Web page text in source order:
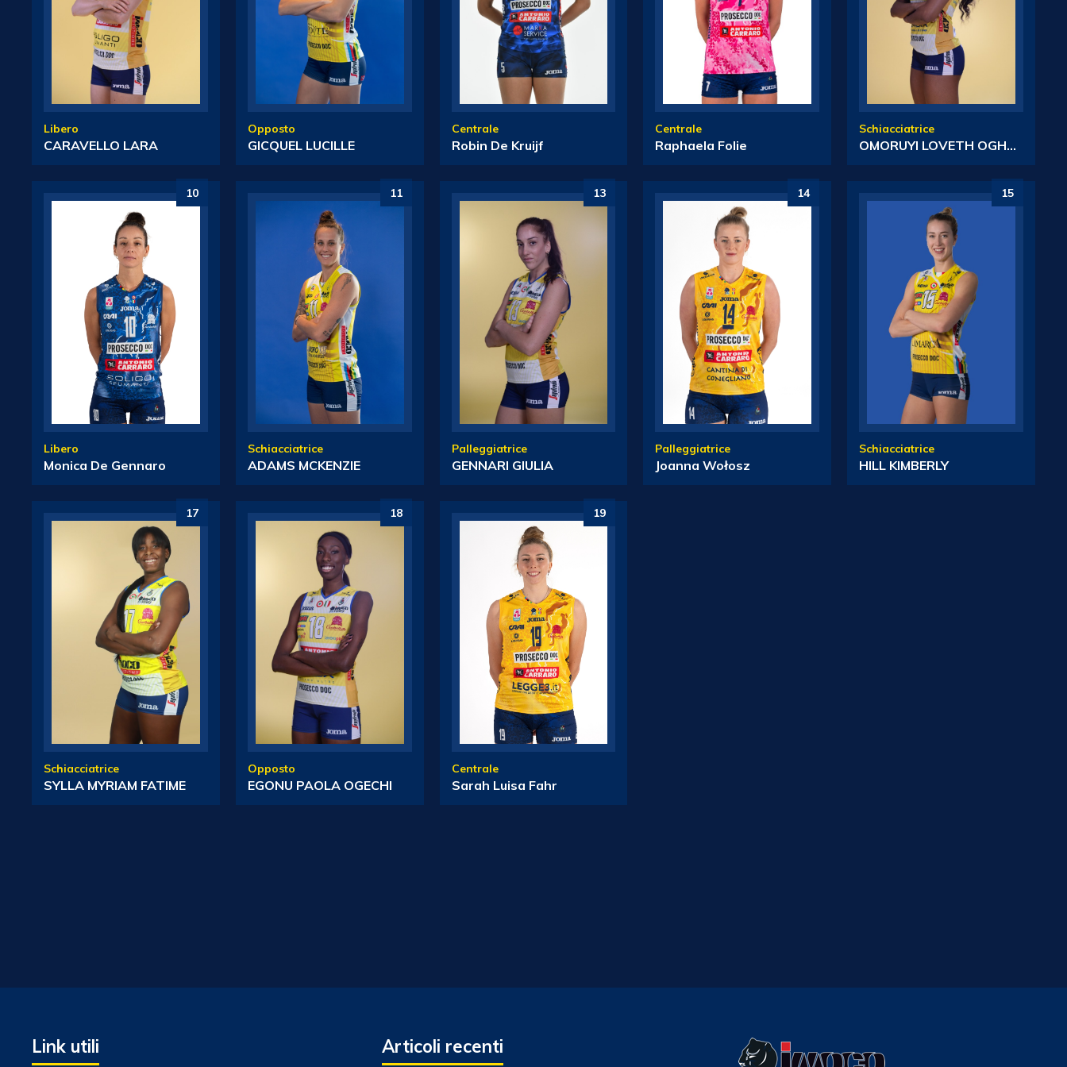
Libero
CARAVELLO LARA
10
Libero
Monica De Gennaro
17
Schiacciatrice
SYLLA MYRIAM FATIME
Opposto
GICQUEL LUCILLE
11
Schiacciatrice
ADAMS MCKENZIE
18
Opposto
EGONU PAOLA OGECHI
Centrale
Robin De Kruijf
13
Palleggiatrice
GENNARI GIULIA
19
Centrale
Sarah Luisa Fahr
Centrale
Raphaela Folie
14
Palleggiatrice
Joanna Wołosz
Schiacciatrice
OMORUYI LOVETH OGHOSASERE
15
Schiacciatrice
HILL KIMBERLY
Link utili Articoli recenti